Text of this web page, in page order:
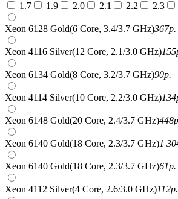
1.7
1.9 2.0 2.1 2.2 2.3
Xeon 6128 Gold(6 Core, 3.4/3.7 GHz)367р.
Xeon 4116 Silver(12 Core, 2.1/3.0 GHz)155
Xeon 6134 Gold(8 Core, 3.2/3.7 GHz)90р.
Xeon 4114 Silver(10 Core, 2.2/3.0 GHz)134
Xeon 6148 Gold(20 Core, 2.4/3.7 GHz)448
Xeon 6140 Gold(18 Core, 2.3/3.7 GHz)1
Xeon 6140 Gold(18 Core, 2.3/3.7 GHz)61р.
Xeon 4112 Silver(4 Core, 2.6/3.0 GHz)112р.